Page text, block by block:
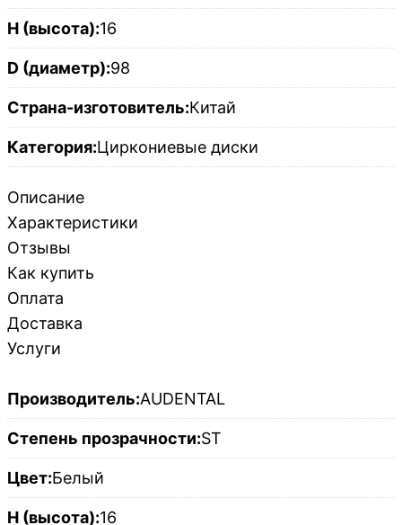
H (высота):16
D (диаметр):98
Страна-изготовитель:Китай
Категория:Циркониевые диски
Описание
Характеристики
Отзывы
Как купить
Оплата
Доставка
Услуги
Производитель:AUDENTAL
Степень прозрачности:ST
Цвет:Белый
H (высота):16